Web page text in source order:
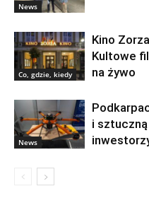
News
Co, gdzie, kiedy
Kino
Kultowe
na żywo
News
i